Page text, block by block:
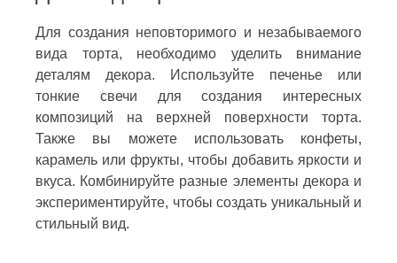
Для создания неповторимого и незабываемого
вида торта, необходимо уделить внимание
деталям декора. Используйте печенье или
тонкие свечи для создания интересных
композиций на верхней поверхности торта.
Также вы можете использовать конфеты,
карамель или фрукты, чтобы добавить яркости и
вкуса. Комбинируйте разные элементы декора и
экспериментируйте, чтобы создать уникальный и
стильный вид.